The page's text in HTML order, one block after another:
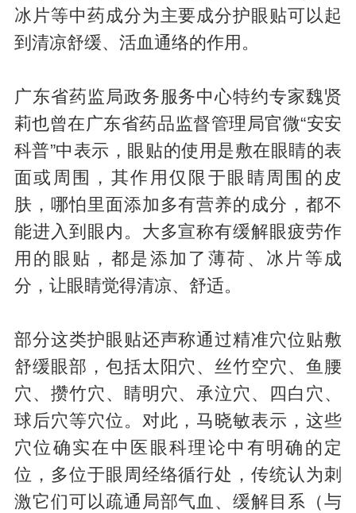
冰片等中药成分为主要成分护眼贴可以起
到清凉舒缓、活血通络的作用。
广东省药监局政务服务中心特约专家魏贤
莉也曾在广东省药品监督管理局官微“安安
科普”中表示，眼贴的使用是敷在眼睛的表
面或周围，其作用仅限于眼睛周围的皮
肤，哪怕里面添加多有营养的成分，都不
能进入到眼内。大多宣称有缓解眼疲劳作
用的眼贴，都是添加了薄荷、冰片等成
分，让眼睛觉得清凉、舒适。
部分这类护眼贴还声称通过精准穴位贴敷
舒缓眼部，包括太阳穴、丝竹空穴、鱼腰
穴、攒竹穴、睛明穴、承泣穴、四白穴、
球后穴等穴位。对此，马晓敏表示，这些
穴位确实在中医眼科理论中有明确的定
位，多位于眼周经络循行处，传统认为刺
激它们可以疏通局部气血、缓解目系（与